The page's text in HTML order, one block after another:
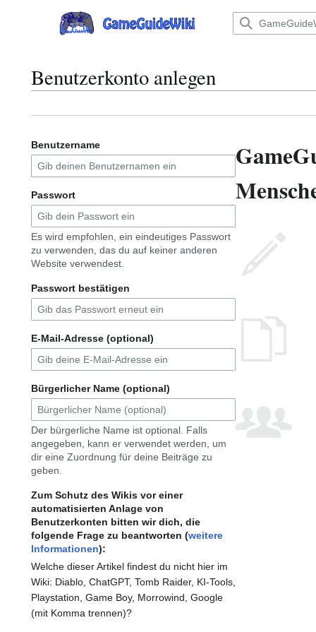
Hauptmenü
Benutzerkonto anlegen
Benutzername
Passwort
Es wird empfohlen, ein eindeutiges Passwort
zu verwenden, das du auf keiner anderen
Website verwendest.
Passwort bestätigen
E-Mail-Adresse (optional)
Bürgerlicher Name (optional)
Der bürgerliche Name ist optional. Falls
angegeben, kann er verwendet werden, um
dir eine Zuordnung für deine Beiträge zu
geben.
Zum Schutz des Wikis vor einer
automatisierten Anlage von
Benutzerkonten bitten wir dich, die
folgende Frage zu beantworten (weitere
Informationen):
Welche dieser Artikel findest du nicht hier im
Wiki: Diablo, ChatGPT, Tomb Raider, KI-Tools,
Playstation, Game Boy, Morrowind, Google
(mit Komma trennen)?